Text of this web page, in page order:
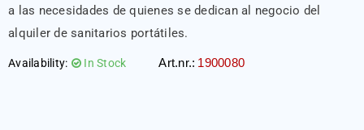
a las necesidades de quienes se dedican al negocio del
alquiler de sanitarios portátiles.
Availability: In Stock Art.nr.: 1900080